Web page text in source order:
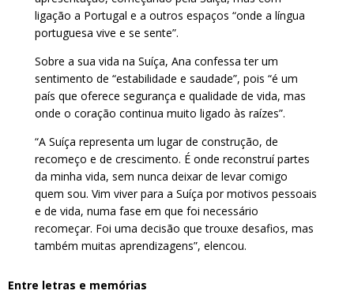
ligação a Portugal e a outros espaços “onde a língua
portuguesa vive e se sente”.
Sobre a sua vida na Suíça, Ana confessa ter um
sentimento de “estabilidade e saudade”, pois “é um
país que oferece segurança e qualidade de vida, mas
onde o coração continua muito ligado às raízes”.
“A Suíça representa um lugar de construção, de
recomeço e de crescimento. É onde reconstruí partes
da minha vida, sem nunca deixar de levar comigo
quem sou. Vim viver para a Suíça por motivos pessoais
e de vida, numa fase em que foi necessário
recomeçar. Foi uma decisão que trouxe desafios, mas
também muitas aprendizagens”, elencou.
Entre letras e memórias